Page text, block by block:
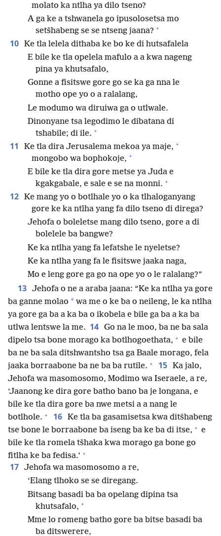
molato ka ntlha ya dilo tseno?
A ga ke a tshwanela go ipusolosetsa mo
setšhabeng se se ntseng jaana? +
10 Ke tla lelela dithaba ke bo ke di hutsafalela
E bile ke tla opelela mafulo a a kwa nageng
pina ya khutsafalo,
Gonne a fisitswe gore go se ka ga nna le
motho ope yo o a ralalang,
Le modumo wa diruiwa ga o utlwale.
Dinonyane tsa legodimo le dibatana di
tshabile; di ile. +
11 Ke tla dira Jerusalema mekoa ya maje, +
mongobo wa bophokoje, +
E bile ke tla dira gore metse ya Juda e
kgakgabale, e sale e se na monni. +
12 Ke mang yo o botlhale yo o ka tlhaloganyang
gore ke ka ntlha yang fa dilo tseno di direga?
Jehofa o boleletse mang dilo tseno, gore a di
bolelele ba bangwe?
Ke ka ntlha yang fa lefatshe le nyeletse?
Ke ka ntlha yang fa le fisitswe jaaka naga,
Mo e leng gore ga go na ope yo o le ralalang?”
13 Jehofa o ne a araba jaana: “Ke ka ntlha ya gore
ba ganne molao * wa me o ke ba o neileng, le ka ntlha
ya gore ga ba a ka ba o ikobela e bile ga ba a ka ba
utlwa lentswe la me. 14 Go na le moo, ba ne ba sala
dipelo tsa bone morago ka botlhogoethata, + e bile
ba ne ba sala ditshwantsho tsa ga Baale morago, fela
jaaka borraabone ba ne ba ba rutile. + 15 Ka jalo,
Jehofa wa masomosomo, Modimo wa Iseraele, a re,
‘Jaanong ke dira gore batho bano ba je longana, e
bile ke tla dira gore ba nwe metsi a a nang le
botlhole. + 16 Ke tla ba gasamisetsa kwa ditšhabeng
tse bone le borraabone ba iseng ba ke ba di itse, + e
bile ke tla romela tšhaka kwa morago ga bone go
fitlha ke ba fedisa.’ +
17 Jehofa wa masomosomo a re,
‘Elang tlhoko se se diregang.
Bitsang basadi ba ba opelang dipina tsa
khutsafalo, +
Mme lo romeng batho gore ba bitse basadi ba
ba ditswerere,